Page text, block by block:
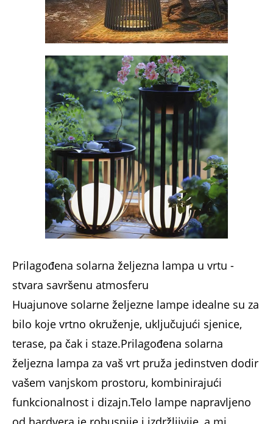
Prilagođena solarna željezna lampa u vrtu -
stvara savršenu atmosferu
Huajunove solarne željezne lampe idealne su za
bilo koje vrtno okruženje, uključujući sjenice,
terase, pa čak i staze.Prilagođena solarna
željezna lampa za vaš vrt pruža jedinstven dodir
vašem vanjskom prostoru, kombinirajući
funkcionalnost i dizajn.Telo lampe napravljeno